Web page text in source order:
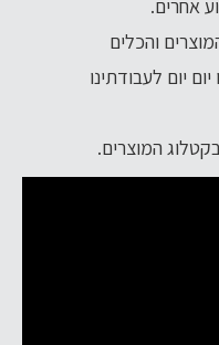
אחרים.
והכלים
יום לעבודתינו
בקטלוג המוצרים.